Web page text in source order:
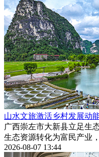
山水文旅激活乡村发展动
广西崇左市大新县立足生
生态资源转化为富民产业
2026-08-07 13:44